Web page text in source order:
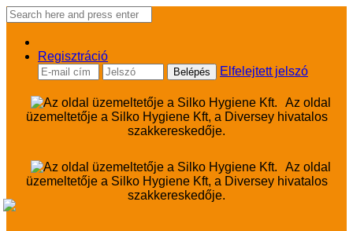
Regisztráció
Elfelejtett jelszó
Az oldal
üzemeltetője a Silko Hygiene Kft, a Diversey hivatalos
szakkereskedője.
Az oldal
üzemeltetője a Silko Hygiene Kft, a Diversey hivatalos
szakkereskedője.